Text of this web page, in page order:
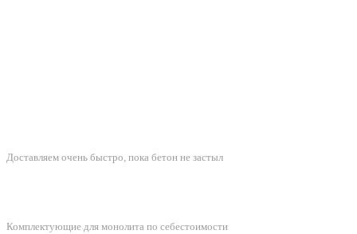
Доставляем очень быстро, пока бетон не застыл
Комплектующие для монолита по себестоимости